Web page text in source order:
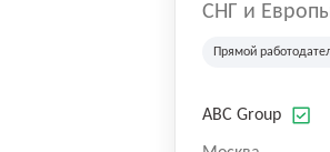
СНГ и
Прямой
ABC Group